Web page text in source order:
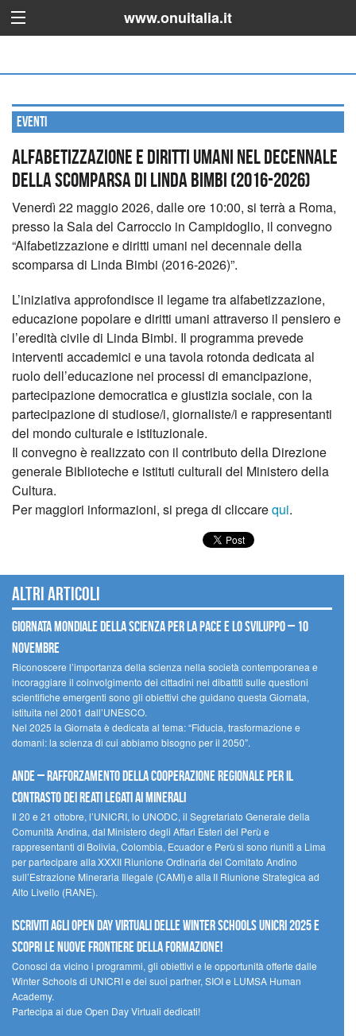
www.onuitalia.it
Eventi
Alfabetizzazione e diritti umani nel decennale
della scomparsa di Linda Bimbi (2016-2026)
Venerdì 22 maggio 2026, dalle ore 10:00, si terrà a Roma,
presso la Sala del Carroccio in Campidoglio, il convegno
“Alfabetizzazione e diritti umani nel decennale della
scomparsa di Linda Bimbi (2016-2026)”.
L’iniziativa approfondisce il legame tra alfabetizzazione,
educazione popolare e diritti umani attraverso il pensiero e
l’eredità civile di Linda Bimbi. Il programma prevede
interventi accademici e una tavola rotonda dedicata al
ruolo dell’educazione nei processi di emancipazione,
partecipazione democratica e giustizia sociale, con la
partecipazione di studiose/i, giornaliste/i e rappresentanti
del mondo culturale e istituzionale.
Il convegno è realizzato con il contributo della Direzione
generale Biblioteche e istituti culturali del Ministero della
Cultura.
Per maggiori informazioni, si prega di cliccarequi.
Altri articoli
Giornata mondiale della scienza per la pace e lo sviluppo – 10
novembre
Riconoscere l’importanza della scienza nella società contemporanea e
incoraggiare il coinvolgimento dei cittadini nei dibattiti sulle questioni
scientifiche emergenti sono gli obiettivi che guidano questa Giornata,
istituita nel 2001 dall’UNESCO.
Nel 2025 la Giornata è dedicata al tema: “Fiducia, trasformazione e
domani: la scienza di cui abbiamo bisogno per il 2050”.
Ande – Rafforzamento della cooperazione regionale per il
contrasto dei reati legati ai minerali
Il 20 e 21 ottobre, l’UNICRI, lo UNODC, il Segretariato Generale della
Comunità Andina, dal Ministero degli Affari Esteri del Perù e
rappresentanti di Bolivia, Colombia, Ecuador e Perù si sono riuniti a Lima
per partecipare alla XXXII Riunione Ordinaria del Comitato Andino
sull’Estrazione Mineraria Illegale (CAMI) e alla II Riunione Strategica ad
Alto Livello (RANE).
Iscriviti agli Open Day Virtuali delle Winter Schools UNICRI 2025 e
scopri le nuove frontiere della formazione!
Conosci da vicino i programmi, gli obiettivi e le opportunità offerte dalle
Winter Schools di UNICRI e dei suoi partner, SIOI e LUMSA Human
Academy.
Partecipa ai due Open Day Virtuali dedicati!